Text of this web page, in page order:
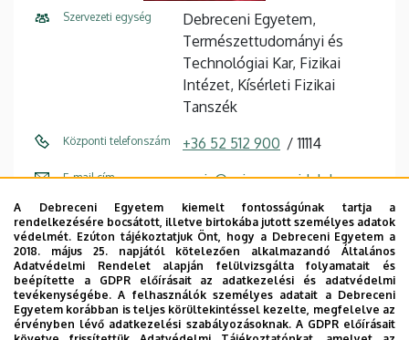
Szervezeti egység
Debreceni Egyetem,
Természettudományi és
Technológiai Kar, Fizikai
Intézet, Kísérleti Fizikai
Tanszék
Központi telefonszám +36 52 512 900 11114
E-mail cím egris@science.unideb.hu
Fax +36 52 509 258 / 11155
Cím 4026 Debrecen, Bem tér 18.
Épület Fizikai Intézet I. épület
Emelet, ajtó
földszint, U15
A Debreceni Egyetem kiemelt fontosságúnak tartja a
rendelkezésére bocsátott, illetve birtokába jutott személyes adatok
védelmét. Ezúton tájékoztatjuk Önt, hogy a Debreceni Egyetem a
2018. május 25. napjától kötelezően alkalmazandó Általános
Adatvédelmi Rendelet alapján felülvizsgálta folyamatait és
beépítette a GDPR előírásait az adatkezelési és adatvédelmi
tevékenységébe. A felhasználók személyes adatait a Debreceni
Egyetem korábban is teljes körültekintéssel kezelte, megfelelve az
érvényben lévő adatkezelési szabályozásoknak. A GDPR előírásait